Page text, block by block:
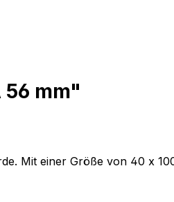
mm"
Mit einer Größe von 40 x